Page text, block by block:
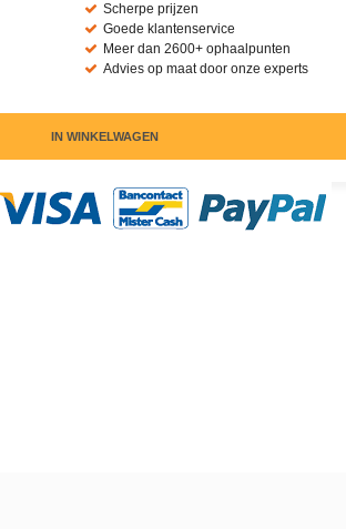
Scherpe prijzen
Goede klantenservice
Meer dan 2600+ ophaalpunten
Advies op maat door onze experts
IN WINKELWAGEN